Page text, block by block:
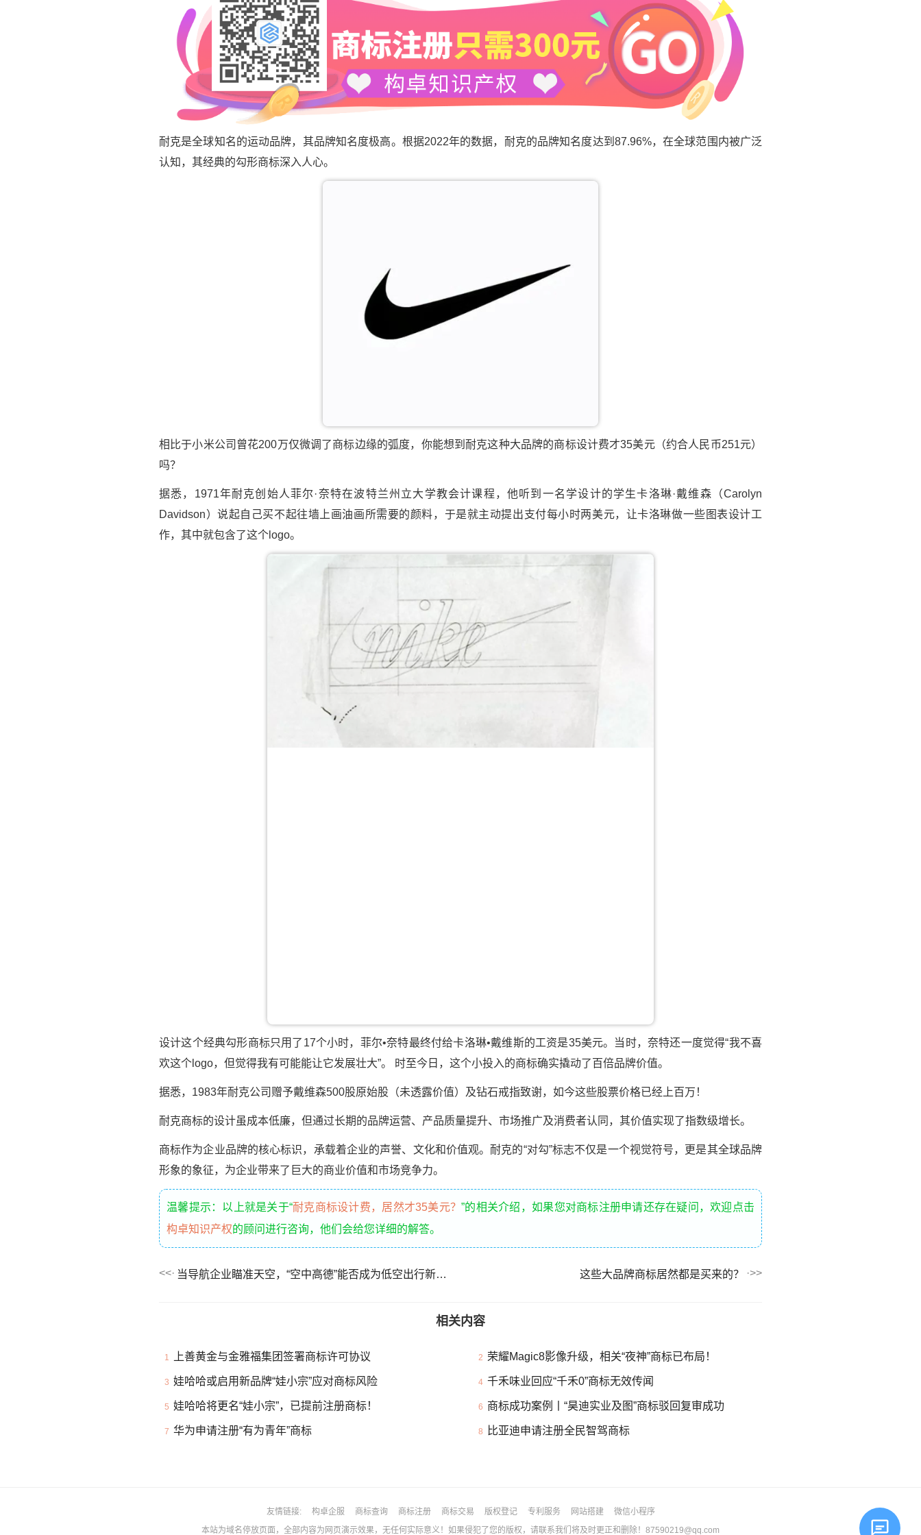
耐克是全球知名的运动品牌，其品牌知名度极高。根据2022年的数据，耐克的品牌知名度达到87.96%，在全球范围内被广泛
认知，其经典的勾形商标深入人心。
相比于小米公司曾花200万仅微调了商标边缘的弧度，你能想到耐克这种大品牌的商标设计费才35美元（约合人民币251元）
吗？
据悉，1971年耐克创始人菲尔·奈特在波特兰州立大学教会计课程，他听到一名学设计的学生卡洛琳·戴维森（Carolyn
Davidson）说起自己买不起往墙上画油画所需要的颜料，于是就主动提出支付每小时两美元，让卡洛琳做一些图表设计工
作，其中就包含了这个logo。
设计这个经典勾形商标只用了17个小时，菲尔•奈特最终付给卡洛琳•戴维斯的工资是35美元。当时，奈特还一度觉得“我不喜
欢这个logo，但觉得我有可能能让它发展壮大”。 时至今日，这个小投入的商标确实撬动了百倍品牌价值。
据悉，1983年耐克公司赠予戴维森500股原始股（未透露价值）及钻石戒指致谢，如今这些股票价格已经上百万！
耐克商标的设计虽成本低廉，但通过长期的品牌运营、产品质量提升、市场推广及消费者认同，其价值实现了指数级增长。
商标作为企业品牌的核心标识，承载着企业的声誉、文化和价值观。耐克的“对勾”标志不仅是一个视觉符号，更是其全球品牌
形象的象征，为企业带来了巨大的商业价值和市场竞争力。
温馨提示：以上就是关于“耐克商标设计费，居然才35美元？”的相关介绍，如果您对商标注册申请还存在疑问，欢迎点击
构卓知识产权的顾问进行咨询，他们会给您详细的解答。
当导航企业瞄准天空，“空中高德”能否成为低空出行新坐标？ 这些大品牌商标居然都是买来的？
相关内容
1 上善黄金与金雅福集团签署商标许可协议 2 荣耀Magic8影像升级，相关“夜神”商标已布局！
3 娃哈哈或启用新品牌“娃小宗”应对商标风险 4 千禾味业回应“千禾0”商标无效传闻
5 娃哈哈将更名“娃小宗”，已提前注册商标！ 6 商标成功案例丨“昊迪实业及图”商标驳回复审成功
7 华为申请注册“有为青年”商标 8 比亚迪申请注册全民智驾商标
友情链接 构卓企服 商标查询 商标注册 商标交易 版权登记 专利服务 网站搭建
微信小程序
本站为域名停放页面，全部内容为网页演示效果，无任何实际意义！如果侵犯了您的版权，请联系我们将及时更正和删除！87590219@qq.com